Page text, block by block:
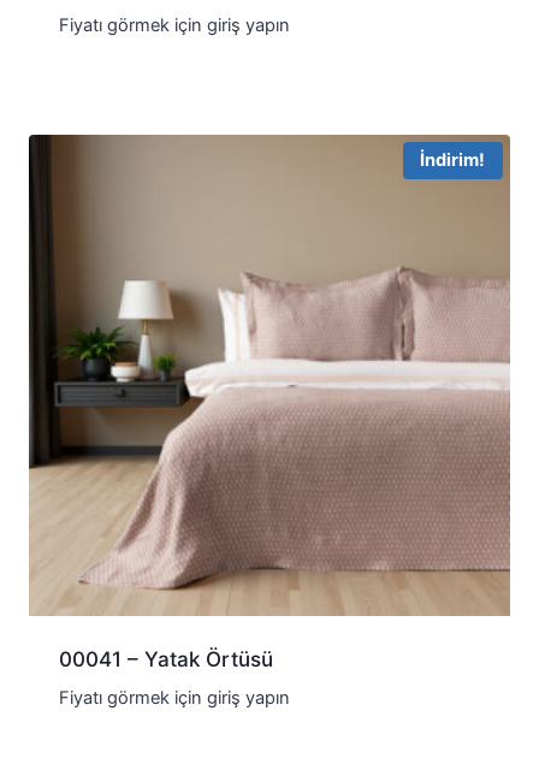
Fiyatı görmek için giriş yapın
İndirim!
00041 – Yatak Örtüsü
Fiyatı görmek için giriş yapın